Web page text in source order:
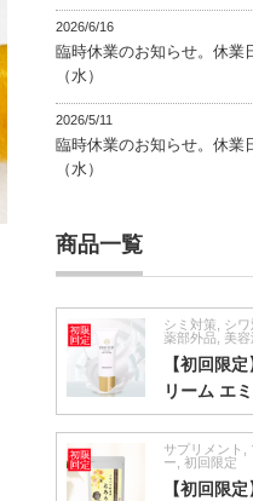
2026/6/16
臨時休業のお知らせ。休業
（水）
2026/5/11
臨時休業のお知らせ。休業
（水）
商品一覧
シミ対策 シワ
薬部外品
美容
【初回限
リーム エ
サプリメント
ー 初回限定
【初回限